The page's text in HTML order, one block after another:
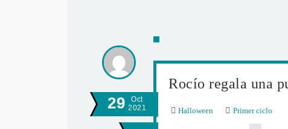
29
Oct
2021
Rocío regala una
Halloween Primer ciclo